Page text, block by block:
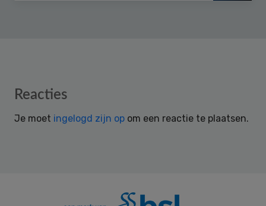
Reader
Reacties
Je moet ingelogd zijn op om een reactie te plaatsen.